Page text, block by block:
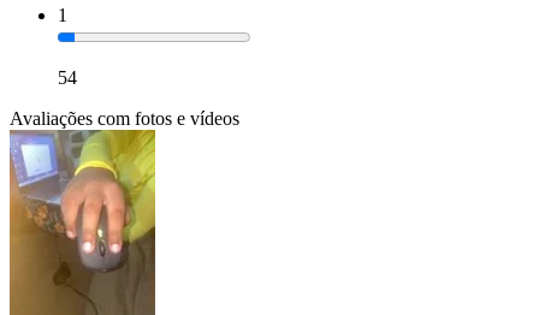
1
54
Avaliações com fotos e vídeos